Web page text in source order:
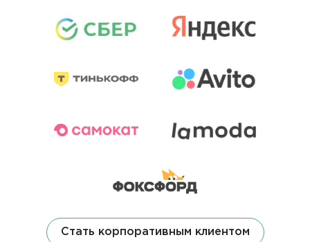
Стать корпоративным клиентом